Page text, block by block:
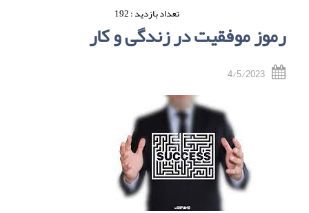
تعداد بازدید : 192
رموز موفقیت در زندگی و کار
4/5/2023